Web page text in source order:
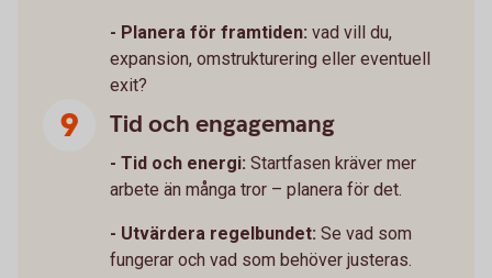
- Planera för framtiden: vad vill du,
expansion, omstrukturering eller eventuell
exit?
Tid och engagemang
- Tid och energi: Startfasen kräver mer
arbete än många tror – planera för det.
- Utvärdera regelbundet: Se vad som
fungerar och vad som behöver justeras.